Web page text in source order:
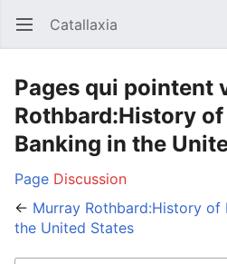
Ouvrir le menu principal Catallaxia
Pages qui pointent
Rothbard:History
Banking in the
Page Discussion
← Murray Rothbard:History of
the United States